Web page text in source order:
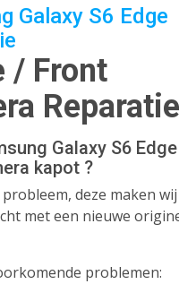
Galaxy S6 Edge
/ Front
Reparatie
Galaxy S6 Edge
kapot ?
deze maken wij
met een nieuwe
problemen: